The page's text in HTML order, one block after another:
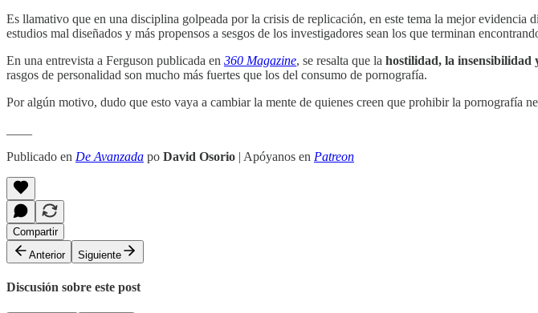
Es llamativo que en una disciplina golpeada por la crisis de replicación, en este tema la mejor
estudios mal diseñados y más propensos a sesgos de los investigadores sean los que terminan
En una entrevista a Ferguson publicada en 360 Magazine, se resalta que la hostilidad, la insensibilidad
rasgos de personalidad son mucho más fuertes que los del consumo de pornografía.
Por algún motivo, dudo que esto vaya a cambiar la mente de quienes creen que prohibir la pornografía
Publicado en De Avanzada po David Osorio | Apóyanos en Patreon
Compartir
Anterior
Siguiente
Discusión sobre este post